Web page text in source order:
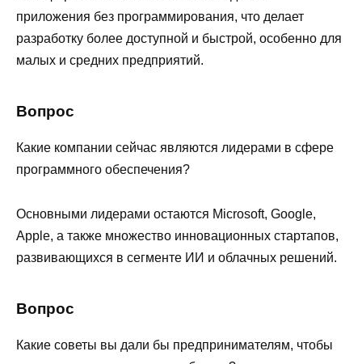
приложения без программирования, что делает
разработку более доступной и быстрой, особенно для
малых и средних предприятий.
Вопрос
Какие компании сейчас являются лидерами в сфере
программного обеспечения?
Основными лидерами остаются Microsoft, Google,
Apple, а также множество инновационных стартапов,
развивающихся в сегменте ИИ и облачных решений.
Вопрос
Какие советы вы дали бы предпринимателям, чтобы